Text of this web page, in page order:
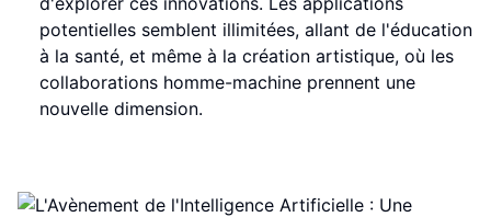
potentielles semblent illimitées, allant de l'éducation
à la santé, et même à la création artistique, où les
collaborations homme-machine prennent une
nouvelle dimension.